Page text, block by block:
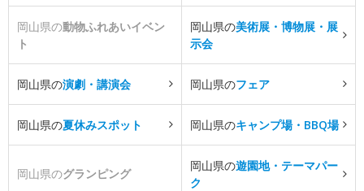
岡山県の動物ふれあいイベン
ト
岡山県の美術展・博物展・展
示会
岡山県の演劇・講演会 岡山県のフェア
岡山県の夏休みスポット 岡山県のキャンプ場・BBQ場
岡山県のグランピング
岡山県の遊園地・テーマパー
ク